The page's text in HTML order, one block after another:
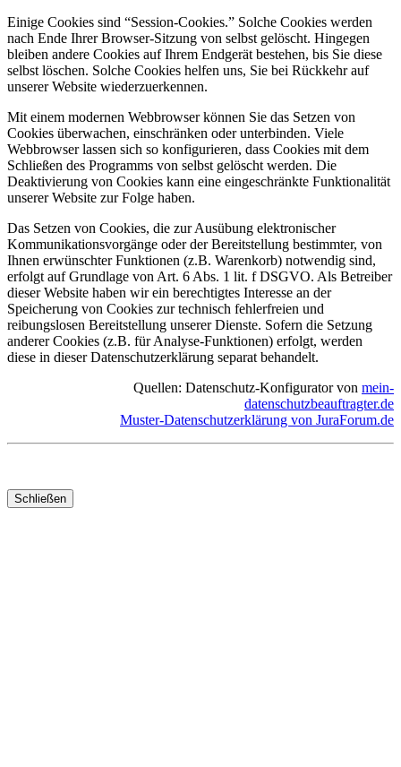
Einige Cookies sind “Session-Cookies.” Solche Cookies werden
nach Ende Ihrer Browser-Sitzung von selbst gelöscht. Hingegen
bleiben andere Cookies auf Ihrem Endgerät bestehen, bis Sie diese
selbst löschen. Solche Cookies helfen uns, Sie bei Rückkehr auf
unserer Website wiederzuerkennen.
Mit einem modernen Webbrowser können Sie das Setzen von
Cookies überwachen, einschränken oder unterbinden. Viele
Webbrowser lassen sich so konfigurieren, dass Cookies mit dem
Schließen des Programms von selbst gelöscht werden. Die
Deaktivierung von Cookies kann eine eingeschränkte Funktionalität
unserer Website zur Folge haben.
Das Setzen von Cookies, die zur Ausübung elektronischer
Kommunikationsvorgänge oder der Bereitstellung bestimmter, von
Ihnen erwünschter Funktionen (z.B. Warenkorb) notwendig sind,
erfolgt auf Grundlage von Art. 6 Abs. 1 lit. f DSGVO. Als Betreiber
dieser Website haben wir ein berechtigtes Interesse an der
Speicherung von Cookies zur technisch fehlerfreien und
reibungslosen Bereitstellung unserer Dienste. Sofern die Setzung
anderer Cookies (z.B. für Analyse-Funktionen) erfolgt, werden
diese in dieser Datenschutzerklärung separat behandelt.
Quellen: Datenschutz-Konfigurator von mein-
datenschutzbeauftragter.de
Muster-Datenschutzerklärung von JuraForum.de
Schließen